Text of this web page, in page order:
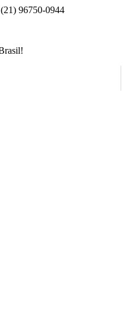
(21) 96750-0944